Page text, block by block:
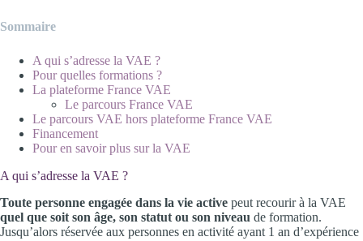
Sommaire
A qui s’adresse la VAE ?
Pour quelles formations ?
La plateforme France VAE
Le parcours France VAE
Le parcours VAE hors plateforme France VAE
Financement
Pour en savoir plus sur la VAE
A qui s’adresse la VAE ?
Toute personne engagée dans la vie active peut recourir à la VAE
quel que soit son âge, son statut ou son niveau de formation.
Jusqu’alors réservée aux personnes en activité ayant 1 an d’expérience